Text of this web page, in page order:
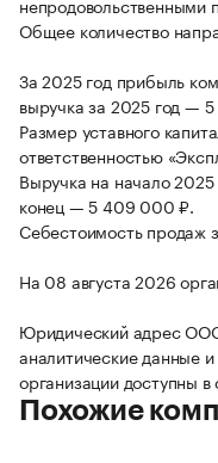
непродовольственными
Общее количество
За 2025 год прибыль
выручка за 2025 год —
Размер уставного
ответственностью
Выручка на начало
конец — 5 409 000 ₽.
Себестоимость
На 08 августа 2026
Юридический адрес
аналитические данные и
организации доступны в
Похожие